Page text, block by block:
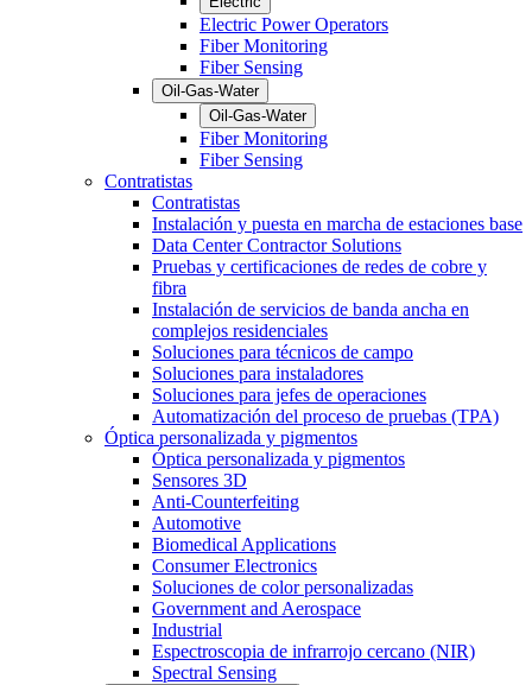
Electric Power Operators
Fiber Monitoring
Fiber Sensing
Oil-Gas-Water
Oil-Gas-Water
Fiber Monitoring
Fiber Sensing
Contratistas
Contratistas
Instalación y puesta en marcha de estaciones base
Data Center Contractor Solutions
Pruebas y certificaciones de redes de cobre y
fibra
Instalación de servicios de banda ancha en
complejos residenciales
Soluciones para técnicos de campo
Soluciones para instaladores
Soluciones para jefes de operaciones
Automatización del proceso de pruebas (TPA)
Óptica personalizada y pigmentos
Óptica personalizada y pigmentos
Sensores 3D
Anti-Counterfeiting
Automotive
Biomedical Applications
Consumer Electronics
Soluciones de color personalizadas
Government and Aerospace
Industrial
Espectroscopia de infrarrojo cercano (NIR)
Spectral Sensing